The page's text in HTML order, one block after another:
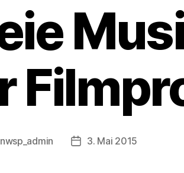
nwsp_admin Beitragsdatum
3. Mai 2015